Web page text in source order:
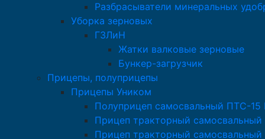
Разбрасыватели минеральных
Уборка зерновых
ГЗЛиН
Жатки валковые зерновые
Бункер-загрузчик
Прицепы, полуприцепы
Прицепы Уником
Полуприцеп самосвальный ПТС-
Прицеп тракторный
Прицеп тракторный